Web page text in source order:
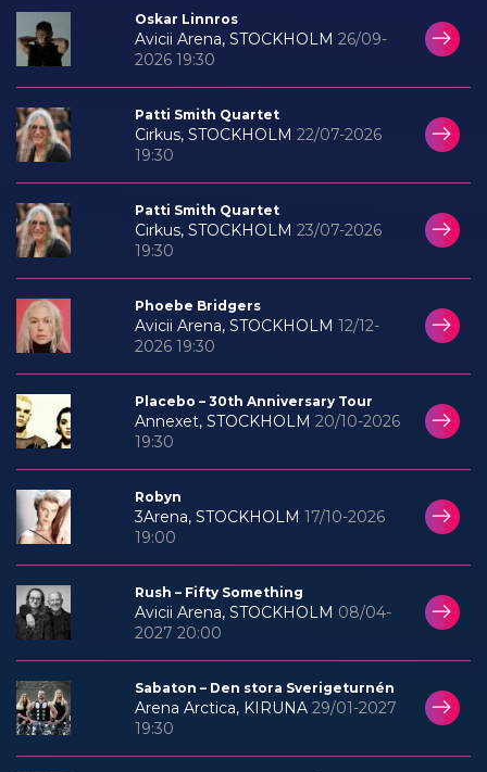
Oskar Linnros
Avicii Arena, STOCKHOLM 26/09-
2026 19:30
Patti Smith Quartet
Cirkus, STOCKHOLM 22/07-2026
19:30
Patti Smith Quartet
Cirkus, STOCKHOLM 23/07-2026
19:30
Phoebe Bridgers
Avicii Arena, STOCKHOLM 12/12-
2026 19:30
Placebo – 30th Anniversary Tour
Annexet, STOCKHOLM 20/10-2026
19:30
Robyn
3Arena, STOCKHOLM 17/10-2026
19:00
Rush – Fifty Something
Avicii Arena, STOCKHOLM 08/04-
2027 20:00
Sabaton – Den stora Sverigeturnén
Arena Arctica, KIRUNA 29/01-2027
19:30